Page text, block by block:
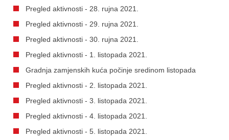
Pregled aktivnosti - 28. rujna 2021.
Pregled aktivnosti - 29. rujna 2021.
Pregled aktivnosti - 30. rujna 2021.
Pregled aktivnosti - 1. listopada 2021.
Gradnja zamjenskih kuća počinje sredinom listopada
Pregled aktivnosti - 2. listopada 2021.
Pregled aktivnosti - 3. listopada 2021.
Pregled aktivnosti - 4. listopada 2021.
Pregled aktivnosti - 5. listopada 2021.